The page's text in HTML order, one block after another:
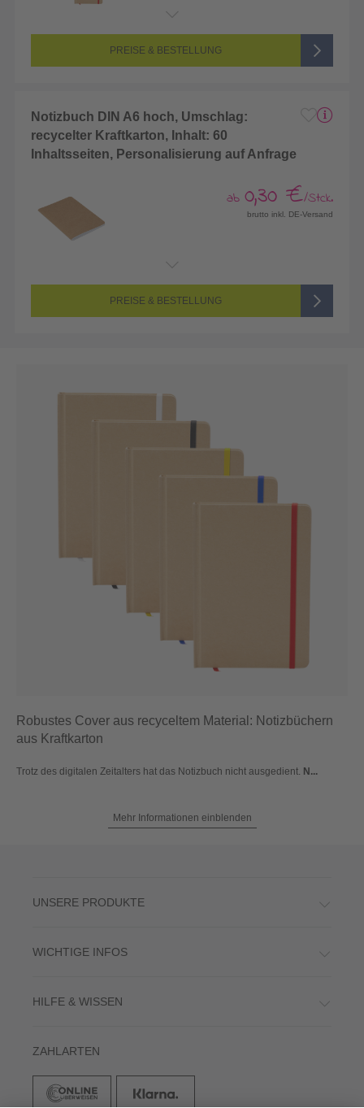
PREISE & BESTELLUNG
Notizbuch DIN A6 hoch, Umschlag:
recycelter Kraftkarton, Inhalt: 60
Inhaltsseiten, Personalisierung auf Anfrage
ab 0,30 €/Stck.
brutto inkl. DE-Versand
PREISE & BESTELLUNG
Robustes Cover aus recyceltem Material: Notizbüchern
aus Kraftkarton
Trotz des digitalen Zeitalters hat das Notizbuch nicht ausgedient. N...
Mehr Informationen einblenden
UNSERE PRODUKTE
WICHTIGE INFOS
HILFE & WISSEN
ZAHLARTEN